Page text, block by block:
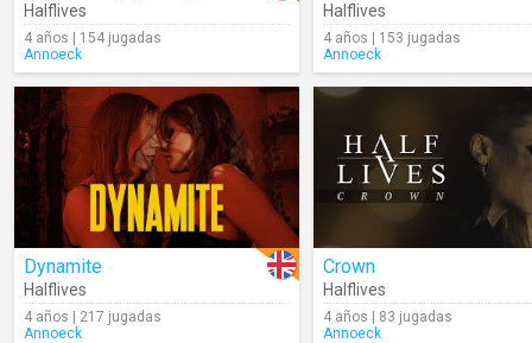
Halflives
4 años | 154 jugadas
Annoeck
Halflives
4 años | 153 jugadas
Annoeck
Dynamite
Halflives
4 años | 217 jugadas
Annoeck
Crown
Halflives
4 años | 83 jugadas
Annoeck